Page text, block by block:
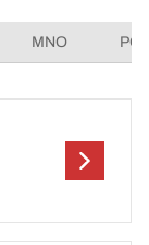
MNO